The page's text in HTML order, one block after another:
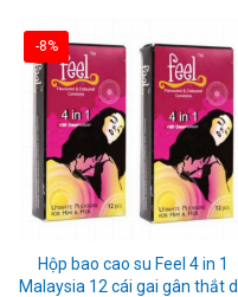
-8%
Hộp bao cao su Feel 4 in 1
Malaysia 12 cái gai gân thắt dễ